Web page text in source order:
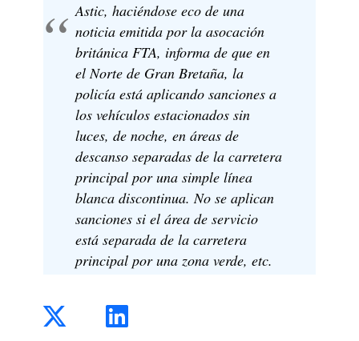
Astic, haciéndose eco de una
noticia emitida por la asocación
británica FTA, informa de que en
el Norte de Gran Bretaña, la
policía está aplicando sanciones a
los vehículos estacionados sin
luces, de noche, en áreas de
descanso separadas de la carretera
principal por una simple línea
blanca discontinua. No se aplican
sanciones si el área de servicio
está separada de la carretera
principal por una zona verde, etc.